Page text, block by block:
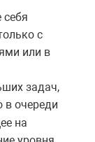
себя
с
или в
задач,
в очереди
на